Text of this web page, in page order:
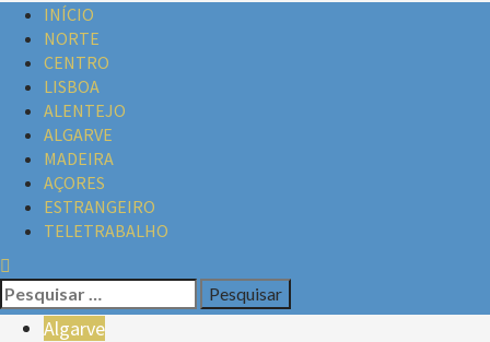
INÍCIO
NORTE
CENTRO
LISBOA
ALENTEJO
ALGARVE
MADEIRA
AÇORES
ESTRANGEIRO
TELETRABALHO
Algarve